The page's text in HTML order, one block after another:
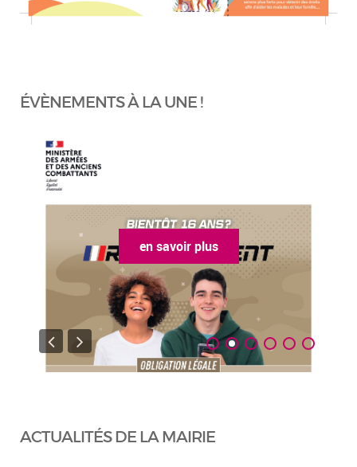
ÉVÈNEMENTS À LA UNE !
en savoir plus
ACTUALITÉS DE LA MAIRIE